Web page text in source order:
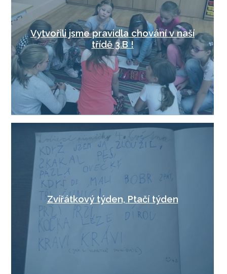
Vytvořili jsme pravidla chování v naší
třídě 3.B !
Zvířátkový týden, Ptačí týden